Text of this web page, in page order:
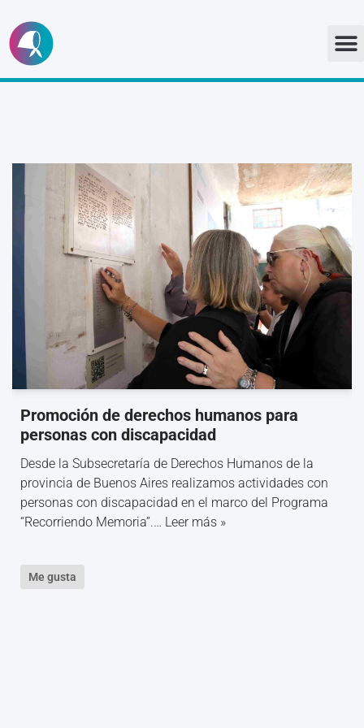
Ir
al
Promoción de derechos humanos para
personas con discapacidad
Desde la Subsecretaría de Derechos Humanos de la
provincia de Buenos Aires realizamos actividades con
personas con discapacidad en el marco del Programa
“Recorriendo Memoria”.… Leer más »
Me gusta